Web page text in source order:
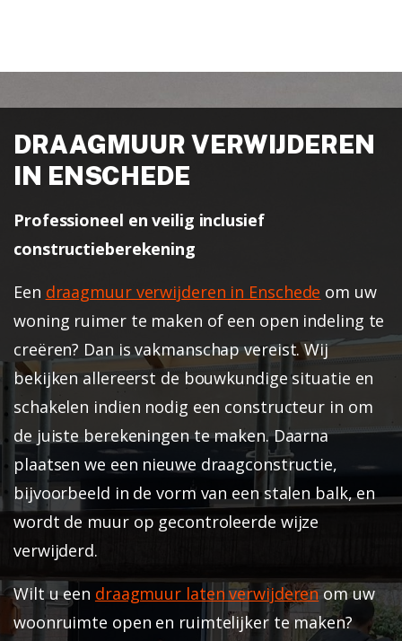
DRAAGMUUR VERWIJDEREN
IN ENSCHEDE
Professioneel en veilig inclusief
constructieberekening
Een draagmuur verwijderen in Enschede om uw
woning ruimer te maken of een open indeling te
creëren? Dan is vakmanschap vereist.Wij
bekijken allereerst de bouwkundige situatie en
schakelen indien nodig een constructeur in om
de juiste berekeningen te maken. Daarna
plaatsen we een nieuwe draagconstructie,
bijvoorbeeld in de vorm van een stalen balk, en
wordt de muur op gecontroleerde wijze
verwijderd.
Wilt u een draagmuur laten verwijderenom uw
woonruimte open en ruimtelijker te maken?